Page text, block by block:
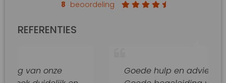
8 beoordeling
REFERENTIES
onze
Goede hulp en adviezen.